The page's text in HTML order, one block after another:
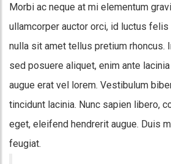
Morbi ac neque at mi elementum
ullamcorper auctor orci, id luctus felis
nulla sit amet tellus pretium rhoncus.
sed posuere aliquet, enim ante
augue erat vel lorem. Vestibulum
tincidunt lacinia. Nunc sapien libero,
eget, eleifend hendrerit augue. Duis
feugiat.